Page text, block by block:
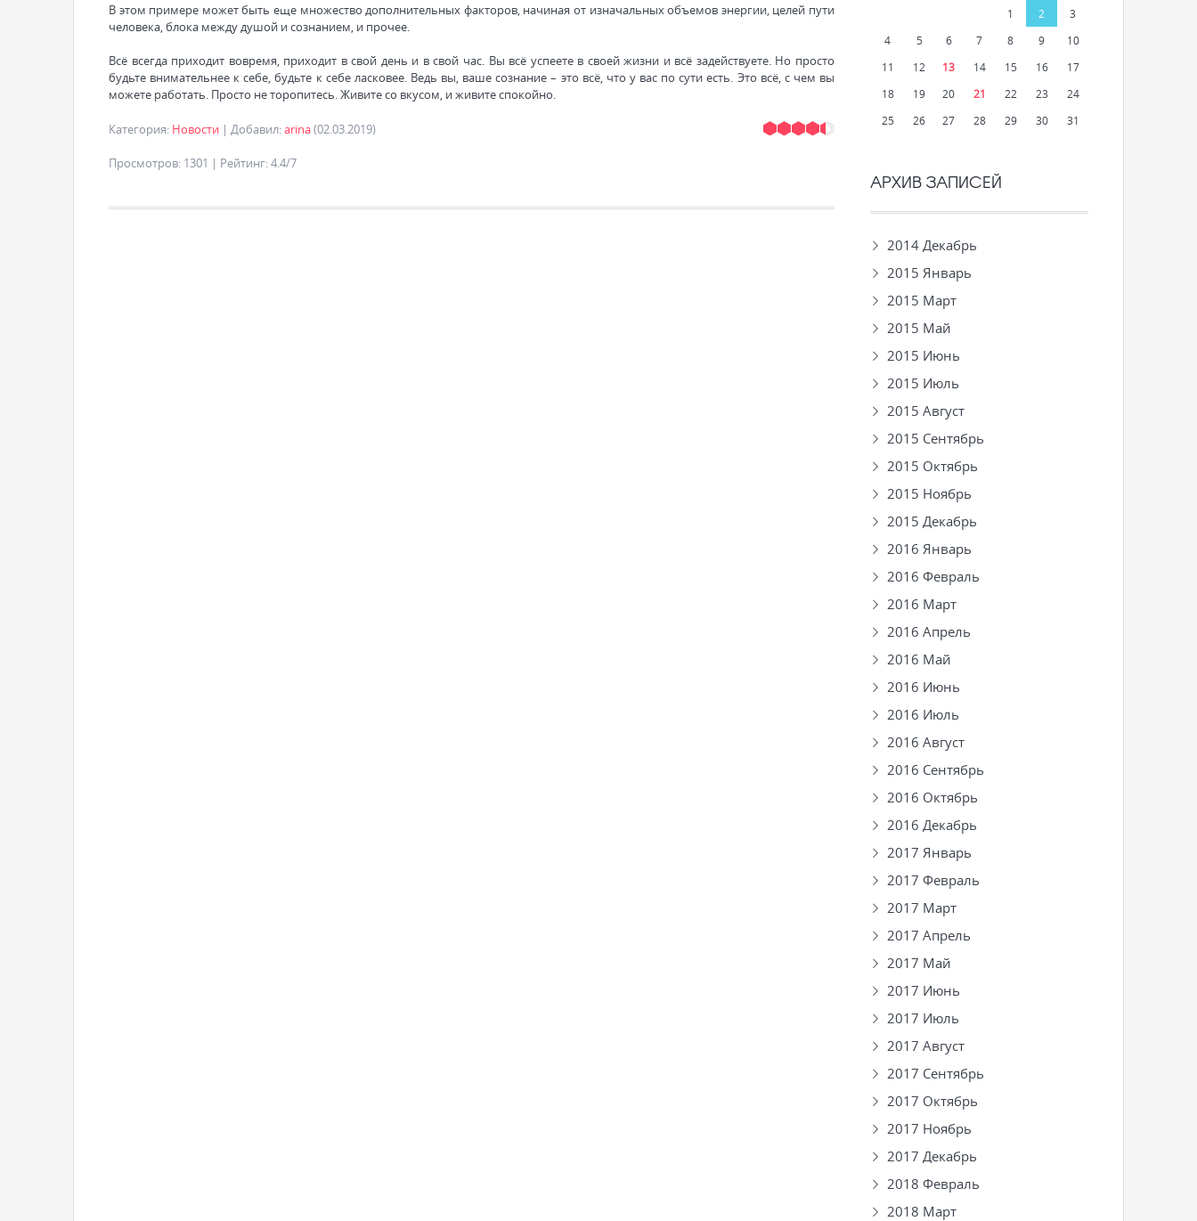
В этом примере может быть еще множество дополнительных факторов, начиная от изначальных объемов энергии, целей пути
человека, блока между душой и сознанием, и прочее.
Всё всегда приходит вовремя, приходит в свой день и в свой час. Вы всё успеете в своей жизни и всё задействуете. Но просто
будьте внимательнее к себе, будьте к себе ласковее. Ведь вы, ваше сознание – это всё, что у вас по сути есть. Это всё, с чем вы
можете работать. Просто не торопитесь. Живите со вкусом, и живите спокойно.
Категория: Новости | Добавил:arina(02.03.2019)
Просмотров: 1301 | Рейтинг:4.4/7
1 2
3
4
5 6 7 8 9
10
11
12 13 14 15 16
17
18
19 20 21 22 23
24
25
26 27 28 29 30 31
АРХИВ ЗАПИСЕЙ
2014 Декабрь
2015 Январь
2015 Март
2015 Май
2015 Июнь
2015 Июль
2015 Август
2015 Сентябрь
2015 Октябрь
2015 Ноябрь
2015 Декабрь
2016 Январь
2016 Февраль
2016 Март
2016 Апрель
2016 Май
2016 Июнь
2016 Июль
2016 Август
2016 Сентябрь
2016 Октябрь
2016 Декабрь
2017 Январь
2017 Февраль
2017 Март
2017 Апрель
2017 Май
2017 Июнь
2017 Июль
2017 Август
2017 Сентябрь
2017 Октябрь
2017 Ноябрь
2017 Декабрь
2018 Февраль
2018 Март